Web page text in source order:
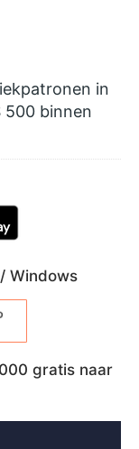
in
500 binnen
Windows
gratis naar